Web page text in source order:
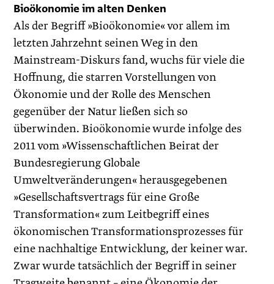
Bioökonomie im alten Denken
Als der Begriff »Bioökonomie« vor allem im
letzten Jahrzehnt seinen Weg in den
Mainstream-Diskurs fand, wuchs für viele die
Hoffnung, die starren Vorstellungen von
Ökonomie und der Rolle des Menschen
gegenüber der Natur ließen sich so
überwinden. Bioökonomie wurde infolge des
2011 vom »Wissenschaftlichen Beirat der
Bundesregierung Globale
Umweltveränderungen« herausgegebenen
»Gesellschaftsvertrags für eine Große
Transformation« zum Leit­begriff eines
ökonomischen Transformationsprozesses für
eine nachhaltige Entwicklung, der keiner war.
Zwar wurde tatsächlich der Begriff in seiner